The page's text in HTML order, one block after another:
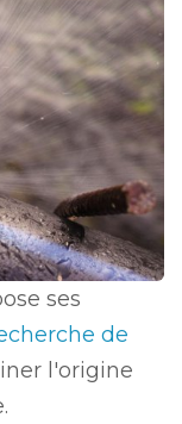
ses
de
l'origine